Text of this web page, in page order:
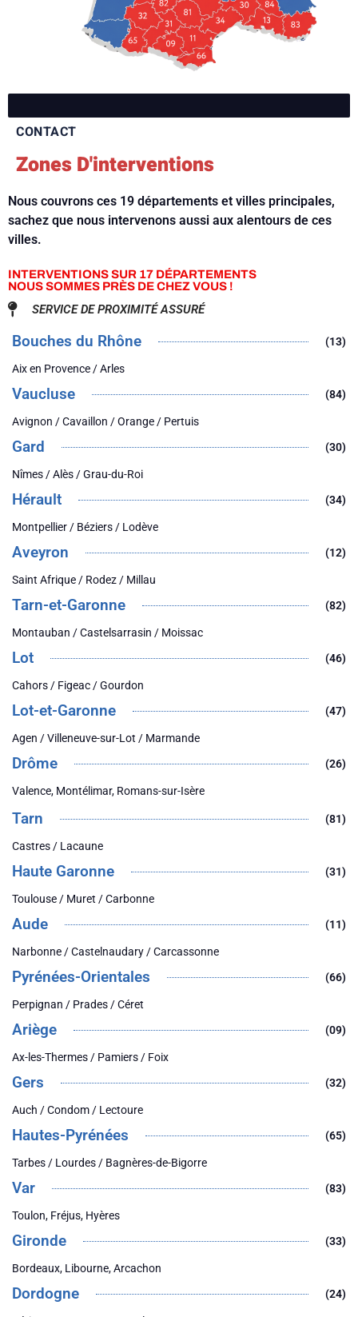
CONTACT
Zones D'interventions
Nous couvrons ces 19 départements et villes principales,
sachez que nous intervenons aussi aux alentours de ces
villes.
INTERVENTIONS SUR 17 DÉPARTEMENTS
NOUS SOMMES PRÈS DE CHEZ VOUS !
SERVICE DE PROXIMITÉ ASSURÉ
Bouches du Rhône (13)
Aix en Provence / Arles
Vaucluse (84)
Avignon / Cavaillon / Orange / Pertuis
Gard (30)
Nîmes / Alès / Grau-du-Roi
Hérault (34)
Montpellier / Béziers / Lodève
Aveyron (12)
Saint Afrique / Rodez / Millau
Tarn-et-Garonne (82)
Montauban / Castelsarrasin / Moissac
Lot (46)
Cahors / Figeac / Gourdon
Lot-et-Garonne (47)
Agen / Villeneuve-sur-Lot / Marmande
Drôme (26)
Valence, Montélimar, Romans-sur-Isère
Tarn (81)
Castres / Lacaune
Haute Garonne (31)
Toulouse / Muret / Carbonne
Aude (11)
Narbonne / Castelnaudary / Carcassonne
Pyrénées-Orientales (66)
Perpignan / Prades / Céret
Ariège (09)
Ax-les-Thermes / Pamiers / Foix
Gers (32)
Auch / Condom / Lectoure
Hautes-Pyrénées (65)
Tarbes / Lourdes / Bagnères-de-Bigorre
Var (83)
Toulon, Fréjus, Hyères
Gironde (33)
Bordeaux, Libourne, Arcachon
Dordogne (24)